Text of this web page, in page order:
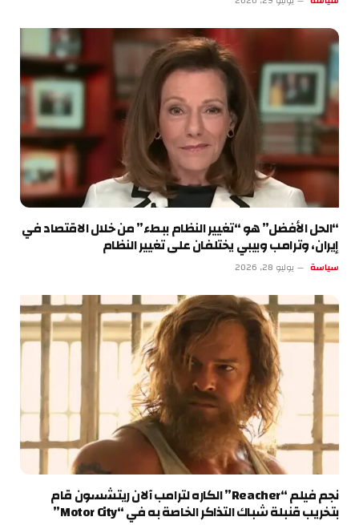
“الحل الأفضل” هو “تغيير النظام ببطء” من خلال الاقتصاد في
إيران، وترامب وبيبي يختلفان على تغيير النظام
سياسة يوليو 28, 2026
نجم فيلم “Reacher” الكاره لترامب آلان ريتشسون قام
بتخريب قنبلة شباك التذاكر الخاصة به في “Motor City”